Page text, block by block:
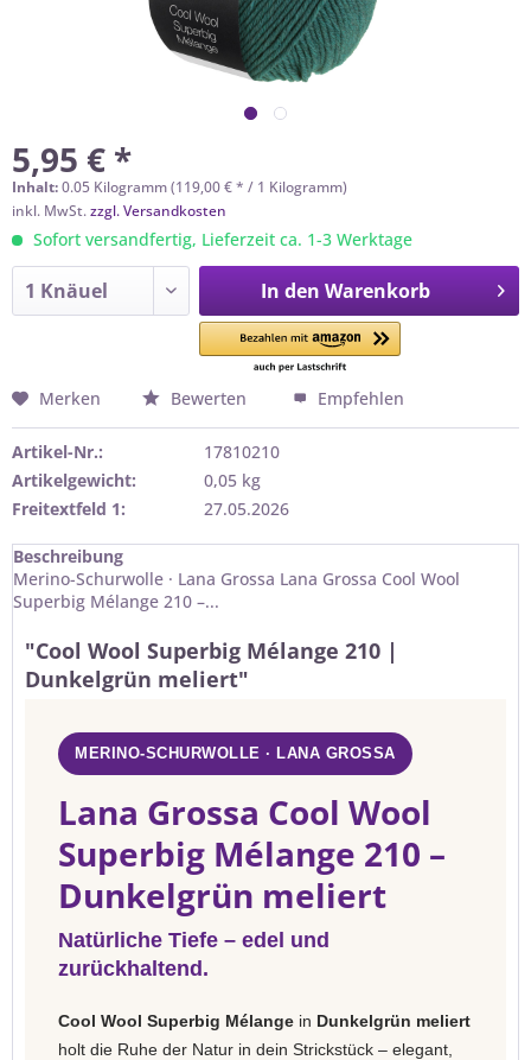
5,95 € *
Inhalt:0.05 Kilogramm (119,00 € * / 1 Kilogramm)
inkl. MwSt.zzgl. Versandkosten
Sofort versandfertig, Lieferzeit ca. 1-3 Werktage
In den Warenkorb
Merken Bewerten Empfehlen
Artikel-Nr.:
17810210
Artikelgewicht:
0,05 kg
Freitextfeld 1:
27.05.2026
Beschreibung
Merino-Schurwolle · Lana Grossa Lana Grossa Cool Wool
Superbig Mélange 210 –...
"Cool Wool Superbig Mélange 210 |
Dunkelgrün meliert"
MERINO-SCHURWOLLE · LANA GROSSA
Lana Grossa Cool Wool
Superbig Mélange 210 –
Dunkelgrün meliert
Natürliche Tiefe – edel und
zurückhaltend.
Cool Wool Superbig Mélange in Dunkelgrün meliert
holt die Ruhe der Natur in dein Strickstück – elegant,